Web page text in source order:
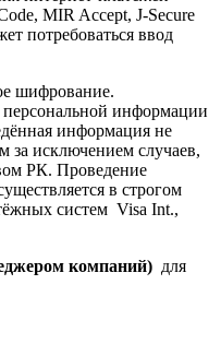
MIR Accept, J-Secure
потребоваться ввод
шифрование.
информации
информация не
за исключением случаев,
РК. Проведение
в строгом
систем Visa Int.,
компаний) для